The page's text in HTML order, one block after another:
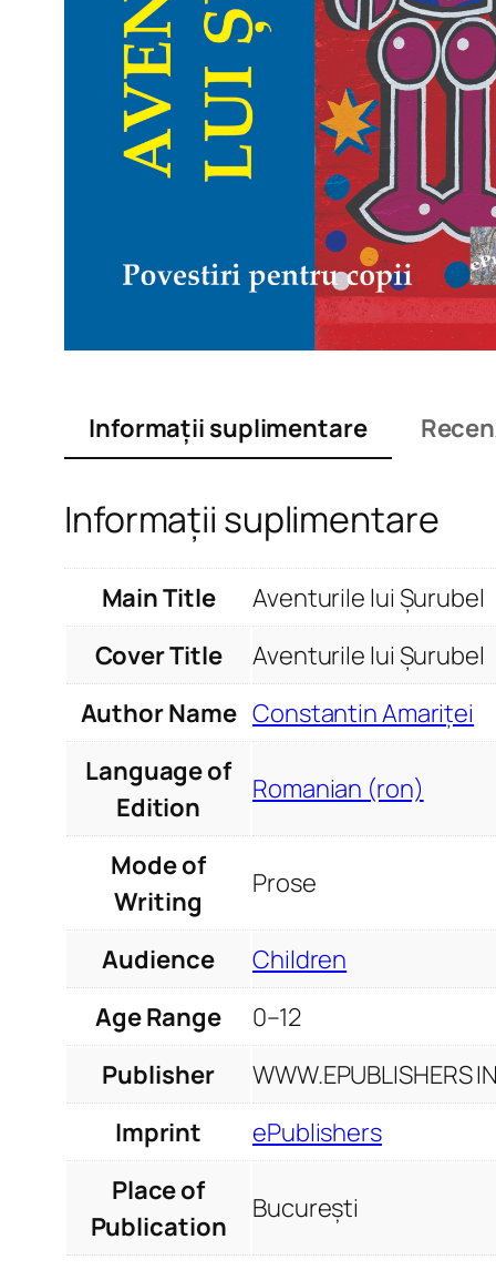
Informații suplimentare
Informații suplimentare
Main Title
Aventurile lui Șurubel
Cover Title
Aventurile lui Șurubel
Author Name Constantin Amariței
Language of
Edition
Romanian (ron)
Mode of
Writing
Prose
Audience
Children
Age Range
0–12
Publisher
WWW.EPUBLISHERS
Imprint
ePublishers
Place of
Publication
București